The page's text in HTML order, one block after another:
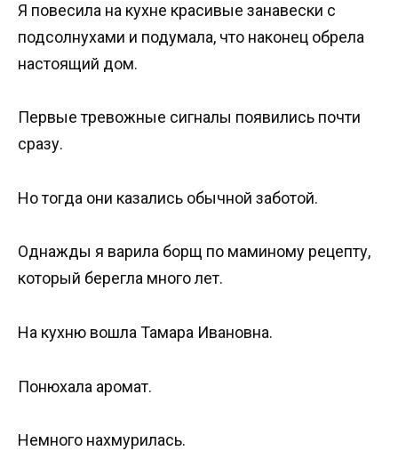
Я повесила на кухне красивые занавески с
подсолнухами и подумала, что наконец обрела
настоящий дом.
Первые тревожные сигналы появились почти
сразу.
Но тогда они казались обычной заботой.
Однажды я варила борщ по маминому рецепту,
который берегла много лет.
На кухню вошла Тамара Ивановна.
Понюхала аромат.
Немного нахмурилась.